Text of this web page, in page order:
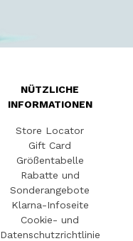
NÜTZLICHE
INFORMATIONEN
Store Locator
Gift Card
Größentabelle
Rabatte und
Sonderangebote
Klarna-Infoseite
Cookie- und
Datenschutzrichtlinie